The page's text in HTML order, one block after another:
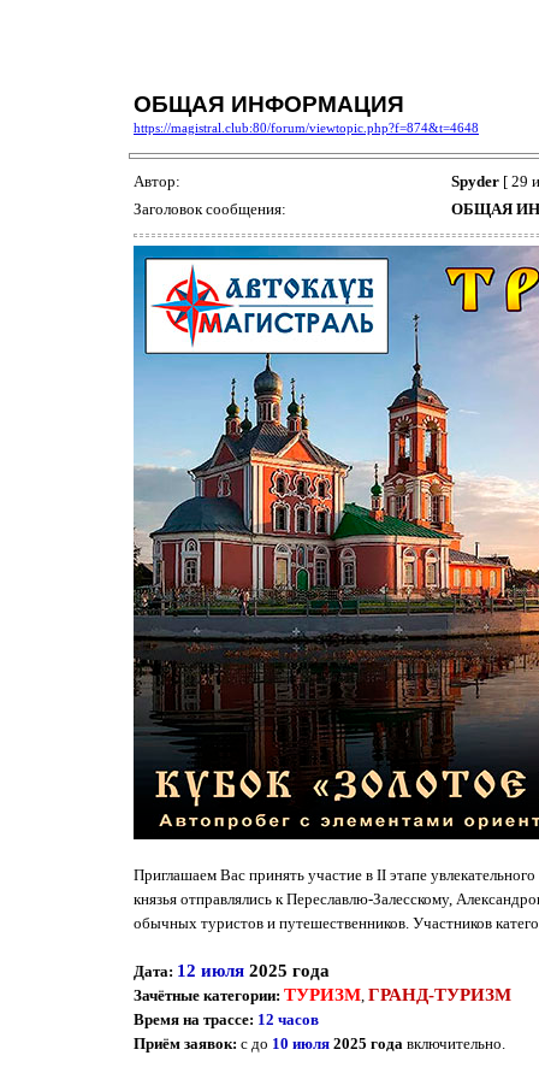
ОБЩАЯ ИНФОРМАЦИЯ
https://magistral.club:80/forum/viewtopic.php?f=874&t=4648
Автор: Spyder [ 29
Заголовок сообщения:
ОБЩАЯ
Приглашаем Вас принять участие в II этапе
князья отправлялись к Переславлю-Залесскому,
обычных туристов и путешественников. Участников
Дата: 12 июля 2025 года
Зачётные категории: ТУРИЗМ ГРАНД-ТУРИЗМ
Время на трассе: 12 часов
Приём заявок: с до 10 июля 2025 года включительно.